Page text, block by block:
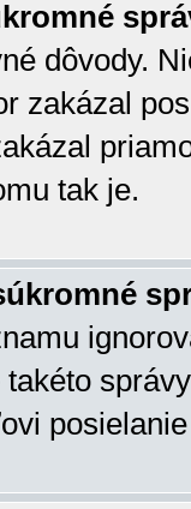
dôvody.
zakázal
tak je.